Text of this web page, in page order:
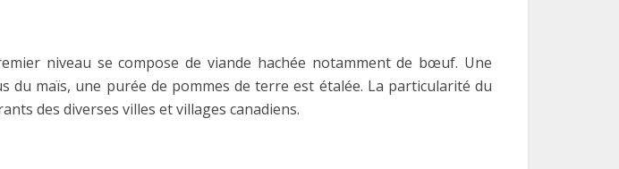
niveau se compose de viande hachée notamment de bœuf. Une
du maïs, une purée de pommes de terre est étalée. La particularité du
des diverses villes et villages canadiens.